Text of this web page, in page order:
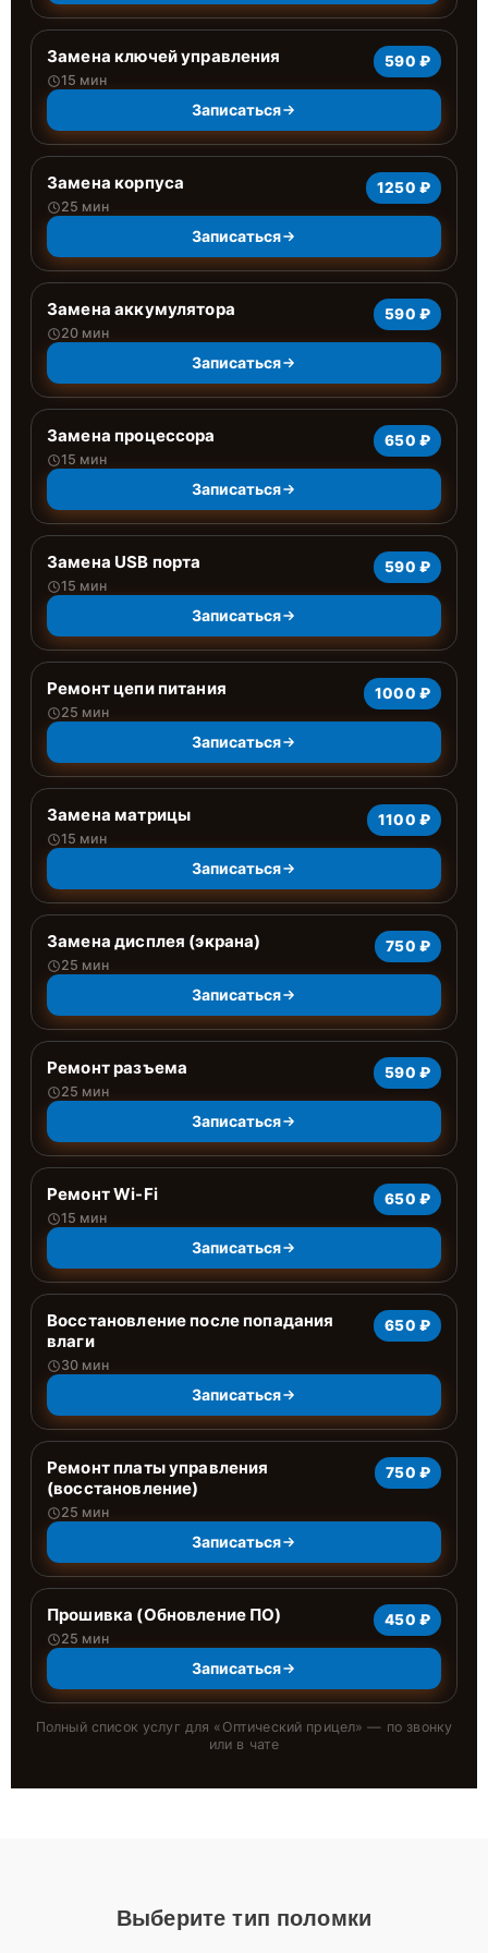
Замена ключей управления
15 мин
590 ₽
Записаться
Замена корпуса
25 мин
1250 ₽
Записаться
Замена аккумулятора
20 мин
590 ₽
Записаться
Замена процессора
15 мин
650 ₽
Записаться
Замена USB порта
15 мин
590 ₽
Записаться
Ремонт цепи питания
25 мин
1000 ₽
Записаться
Замена матрицы
15 мин
1100 ₽
Записаться
Замена дисплея (экрана)
25 мин
750 ₽
Записаться
Ремонт разъема
25 мин
590 ₽
Записаться
Ремонт Wi-Fi
15 мин
650 ₽
Записаться
Восстановление после попадания
влаги
30 мин
650 ₽
Записаться
Ремонт платы управления
(восстановление)
25 мин
750 ₽
Записаться
Прошивка (Обновление ПО)
25 мин
450 ₽
Записаться
Полный список услуг для « Оптический прицел» — по звонку
или в чате
Выберите тип поломки